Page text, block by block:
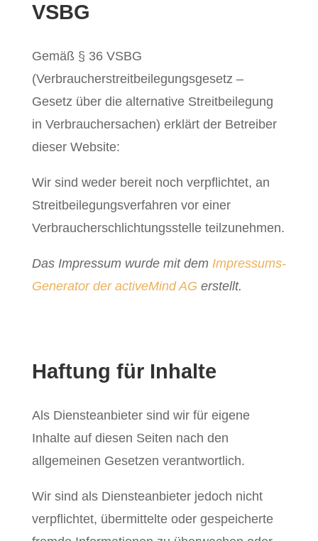
VSBG
Gemäß § 36 VSBG
(Verbraucherstreitbeilegungsgesetz –
Gesetz über die alternative Streitbeilegung
in Verbrauchersachen) erklärt der Betreiber
dieser Website:
Wir sind weder bereit noch verpflichtet, an
Streitbeilegungsverfahren vor einer
Verbraucherschlichtungsstelle teilzunehmen.
Das Impressum wurde mit dem Impressums-
Generator der activeMind AG erstellt.
Haftung für Inhalte
Als Diensteanbieter sind wir für eigene
Inhalte auf diesen Seiten nach den
allgemeinen Gesetzen verantwortlich.
Wir sind als Diensteanbieter jedoch nicht
verpflichtet, übermittelte oder gespeicherte